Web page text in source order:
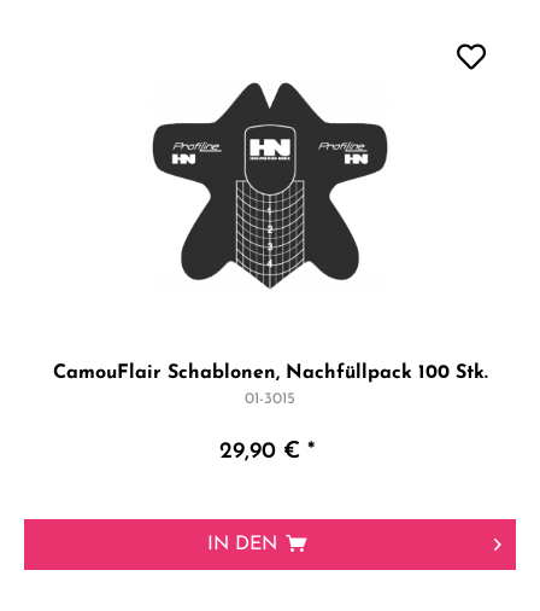
CamouFlair Schablonen, Nachfüllpack 100 Stk.
01-3015
29,90 € *
IN DEN